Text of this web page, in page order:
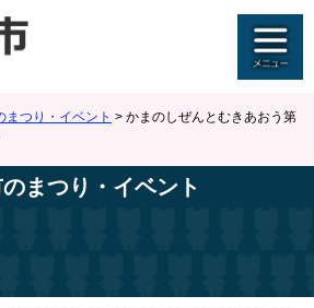
まつり・イベント > かまのしぜんとむきあおう第
まつり・イベント